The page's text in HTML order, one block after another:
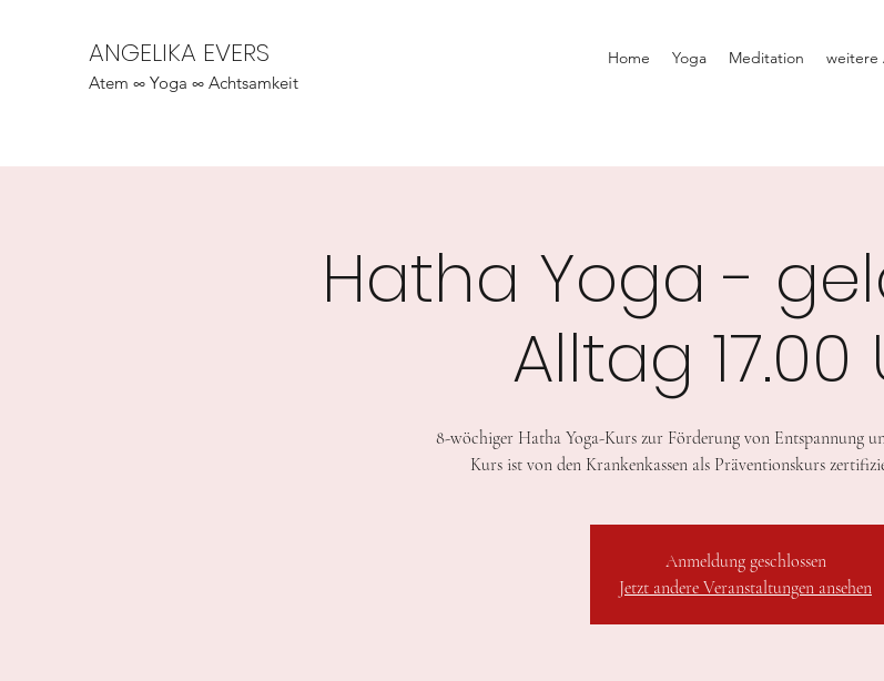
ANGELIKA EVERS
Atem ∞ Yoga ∞ Achtsamkeit
Home Yoga Meditation weitere
Hatha Yoga -
Alltag 17.00
8-wöchiger Hatha Yoga-Kurs zur Förderung von Entspannung
Kurs ist von den Krankenkassen als Präventionskurs
Anmeldung geschlossen
Jetzt andere Veranstaltungen ansehen